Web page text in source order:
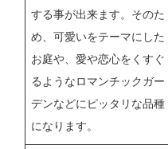
する事が出来ます。そのた
め、可愛いをテーマにした
お庭や、愛や恋心をくすぐ
るようなロマンチックガー
デンなどにピッタリな品種
になります。